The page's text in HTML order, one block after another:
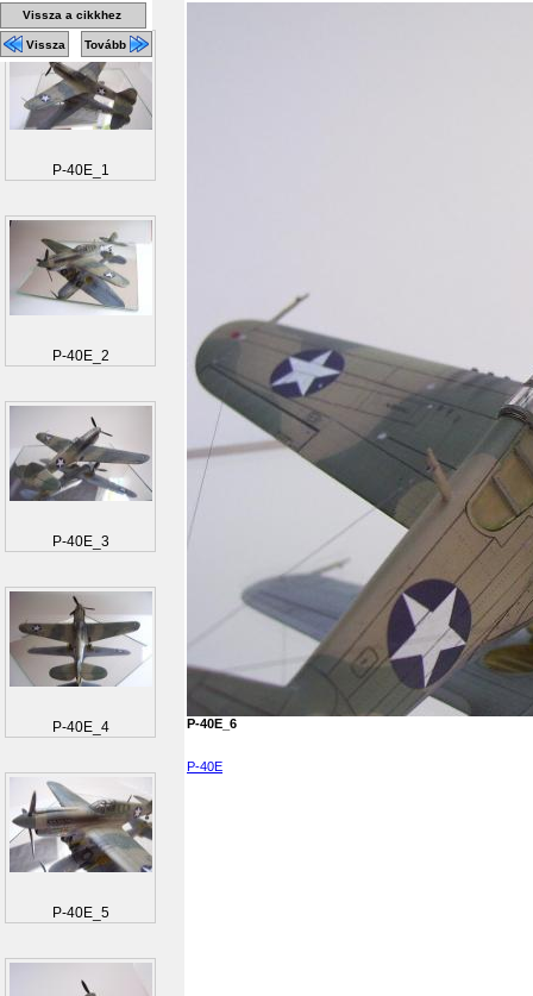
P-40E_6
P-40E
Vissza a cikkhez
Vissza Tovább
P-40E_1
P-40E_2
P-40E_3
P-40E_4
P-40E_5